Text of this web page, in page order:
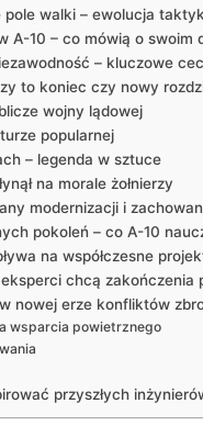
pole walki – ⁤ewolucja​ taktyk
A-10 – ⁢co mówią⁣ o swoim
– kluczowe
to koniec⁣ czy nowy
wojny lądowej
popularnej
– legenda‌ w sztuce
na ‌morale ⁢żołnierzy
modernizacji ​i
pokoleń​ – co A-10
na współczesne
chcą zakończenia​
nowej erze konfliktów
wsparcia⁢ powietrznego
przyszłych